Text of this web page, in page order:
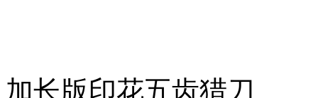
加长版印花五齿猎刀